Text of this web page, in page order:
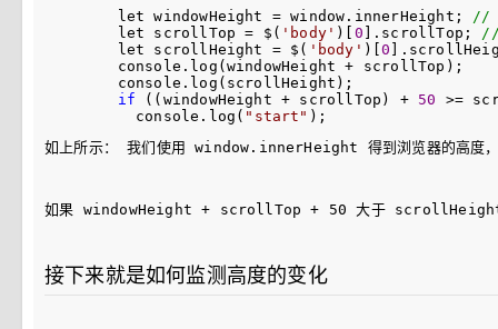
        let windowHeight = window.innerHeight;
//
        let scrollTop = $(
' body ' )[ 0 ].scrollTop;
        let scrollHeight = $(
' body ' )[0
        console.log(windowHeight +
scrollTop);
        console.log(scrollHeight);
if ((windowHeight + scrollTop) + 50 >=
          console.log(
" start "
如上所示： 我们使用 window.innerHeight 得到浏览器的高
如果 windowHeight + scrollTop + 50 大于 scrollHeight 时，
接下来就是如何监测高度的变化